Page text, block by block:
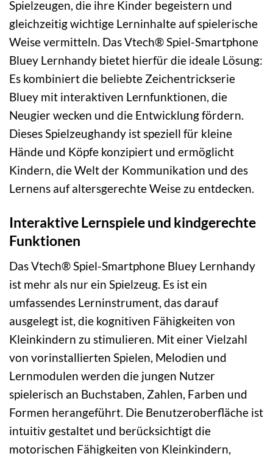
Spielzeugen, die ihre Kinder begeistern und
gleichzeitig wichtige Lerninhalte auf spielerische
Weise vermitteln. Das Vtech® Spiel-Smartphone
Bluey Lernhandy bietet hierfür die ideale Lösung:
Es kombiniert die beliebte Zeichentrickserie
Bluey mit interaktiven Lernfunktionen, die
Neugier wecken und die Entwicklung fördern.
Dieses Spielzeughandy ist speziell für kleine
Hände und Köpfe konzipiert und ermöglicht
Kindern, die Welt der Kommunikation und des
Lernens auf altersgerechte Weise zu entdecken.
Interaktive Lernspiele und kindgerechte
Funktionen
Das Vtech® Spiel-Smartphone Bluey Lernhandy
ist mehr als nur ein Spielzeug. Es ist ein
umfassendes Lerninstrument, das darauf
ausgelegt ist, die kognitiven Fähigkeiten von
Kleinkindern zu stimulieren. Mit einer Vielzahl
von vorinstallierten Spielen, Melodien und
Lernmodulen werden die jungen Nutzer
spielerisch an Buchstaben, Zahlen, Farben und
Formen herangeführt. Die Benutzeroberfläche ist
intuitiv gestaltet und berücksichtigt die
motorischen Fähigkeiten von Kleinkindern,